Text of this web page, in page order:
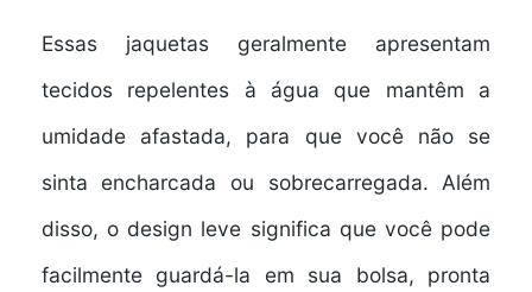
Essas jaquetas geralmente apresentam
tecidos repelentes à água que mantêm a
umidade afastada, para que você não se
sinta encharcada ou sobrecarregada. Além
disso, o design leve significa que você pode
facilmente guardá-la em sua bolsa, pronta